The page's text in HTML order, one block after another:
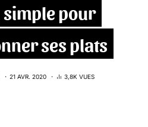
pour
ses plats
21 AVR. 2020
3,8K VUES